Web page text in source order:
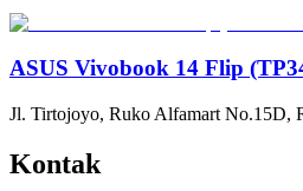
ASUS Vivobook 14 Flip
Jl. Tirtojoyo, Ruko Alfamart No.15D,
Kontak